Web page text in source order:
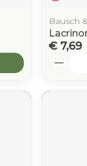
Bausch
€ 7,69